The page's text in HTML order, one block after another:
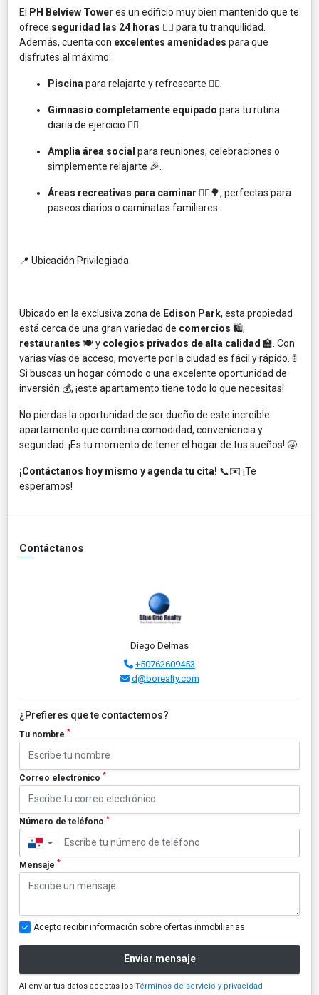
El PH Belview Tower es un edificio muy bien mantenido que te
ofrece seguridad las 24 horas 👮‍♀️ para tu tranquilidad.
Además, cuenta con excelentes amenidades para que
disfrutes al máximo:
Piscina para relajarte y refrescarte 🏊‍♀️.
Gimnasio completamente equipado para tu rutina
diaria de ejercicio 🏋️‍♂️.
Amplia área social para reuniones, celebraciones o
simplemente relajarte 🎉.
Áreas recreativas para caminar 🚶‍♀️🌳, perfectas para
paseos diarios o caminatas familiares.
📍 Ubicación Privilegiada
Ubicado en la exclusiva zona de Edison Park, esta propiedad
está cerca de una gran variedad de comercios 🛍️,
restaurantes 🍽️ y colegios privados de alta calidad 🏫. Con
varias vías de acceso, moverte por la ciudad es fácil y rápido. 🚦
Si buscas un hogar cómodo o una excelente oportunidad de
inversión 💰, ¡este apartamento tiene todo lo que necesitas!
No pierdas la oportunidad de ser dueño de este increíble
apartamento que combina comodidad, conveniencia y
seguridad. ¡Es tu momento de tener el hogar de tus sueños! 🤩
¡Contáctanos hoy mismo y agenda tu cita! 📞✉️ ¡Te
esperamos!
Contáctanos
Diego Delmas
+50762609453
d@borealty.com
¿Prefieres que te contactemos?
Tu nombre *
Correo electrónico *
Número de teléfono *
▼
Mensaje *
Acepto recibir información sobre ofertas inmobiliarias
Enviar mensaje
Al enviar tus datos aceptas los Términos de servicio y privacidad